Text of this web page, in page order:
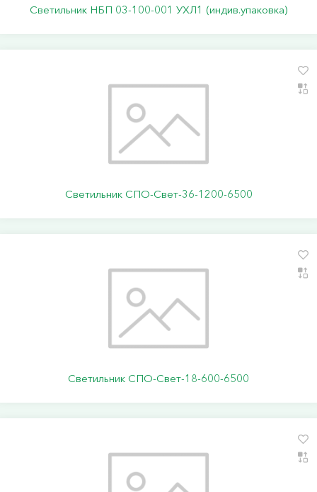
Светильник НБП 03-100-001 УХЛ1 (индив.упаковка)
Светильник СПО-Свет-36-1200-6500
Светильник СПО-Свет-18-600-6500